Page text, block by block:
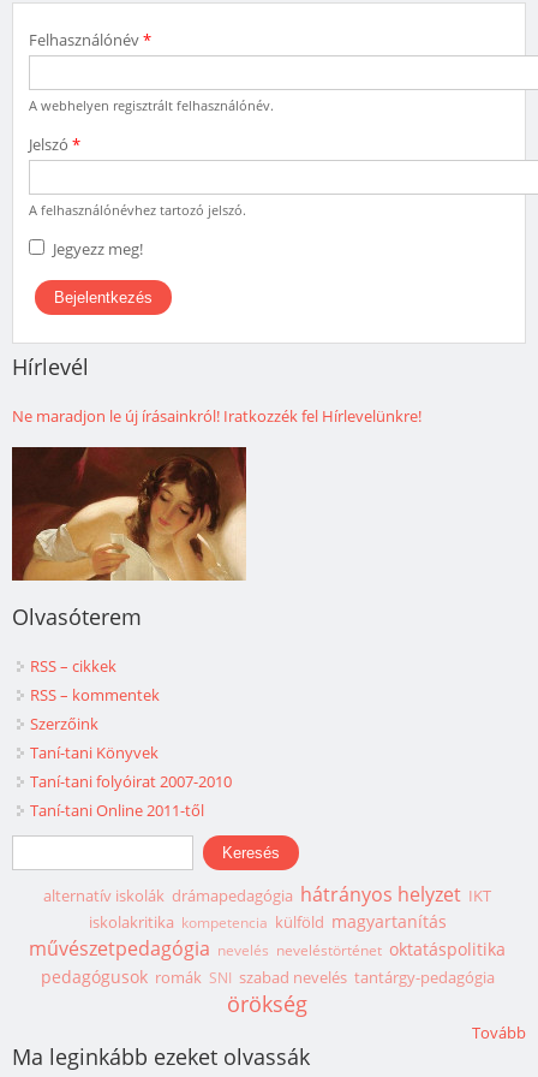
Felhasználónév*
A webhelyen regisztrált felhasználónév.
Jelszó *
A felhasználónévhez tartozó jelszó.
Jegyezz meg!
Hírlevél
Ne maradjon le új írásainkról! Iratkozzék fel Hírlevelünkre!
Olvasóterem
RSS – cikkek
RSS – kommentek
Szerzőink
Taní-tani Könyvek
Taní-tani folyóirat 2007-2010
Taní-tani Online 2011-től
Keresés űrlap
Keresés
alternatív iskolák drámapedagógia hátrányos helyzet IKT
iskolakritika kompetencia külföld magyartanítás
művészetpedagógia nevelés neveléstörténet oktatáspolitika
pedagógusok romák SNI szabad nevelés tantárgy-pedagógia
örökség
Tovább
Ma leginkább ezeket olvassák